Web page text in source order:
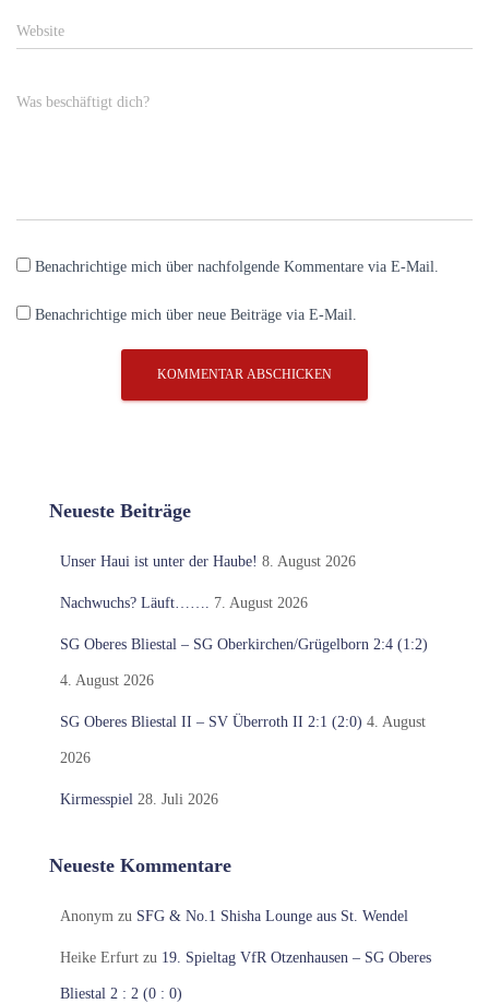
Website
Was beschäftigt dich?
Benachrichtige mich über nachfolgende Kommentare via E-Mail.
Benachrichtige mich über neue Beiträge via E-Mail.
Neueste Beiträge
Unser Haui ist unter der Haube! 8. August 2026
Nachwuchs? Läuft……. 7. August 2026
SG Oberes Bliestal – SG Oberkirchen/Grügelborn 2:4 (1:2)
4. August 2026
SG Oberes Bliestal II – SV Überroth II 2:1 (2:0) 4. August
2026
Kirmesspiel 28. Juli 2026
Neueste Kommentare
Anonym zu SFG & No.1 Shisha Lounge aus St. Wendel
Heike Erfurt zu 19. Spieltag VfR Otzenhausen – SG Oberes
Bliestal 2 : 2 (0 : 0)